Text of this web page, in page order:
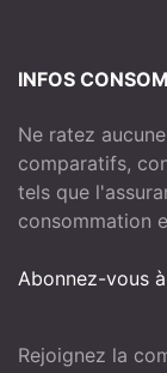
INFOS
Ne ratez
comparatifs,
tels que
consommation
Abonnez-vous
Rejoignez la